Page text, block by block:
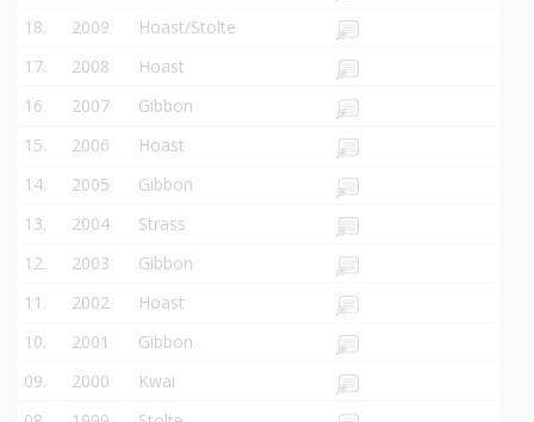
18.
2009
Hoast/Stolte
17.
2008
Hoast
16.
2007
Gibbon
15.
2006
Hoast
14.
2005
Gibbon
13.
2004
Strass
12.
2003
Gibbon
11.
2002
Hoast
10.
2001
Gibbon
09.
2000
Kwai